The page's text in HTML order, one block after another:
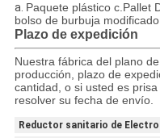
a. Paquete plástico c.Pallet
bolso de burbuja
Plazo de expedición
Nuestra fábrica del plano
producción, plazo de
cantidad, o si usted es
resolver su fecha de envío.
Reductor sanitario de